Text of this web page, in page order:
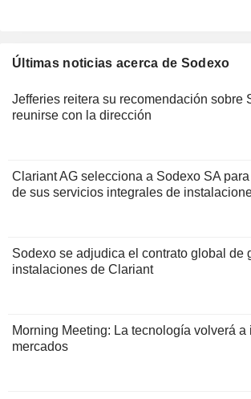
Últimas noticias acerca de Sodexo
Jefferies reitera su recomendación sobre
reunirse con la dirección
Clariant AG selecciona a Sodexo SA
de sus servicios integrales de
Sodexo se adjudica el contrato global de
instalaciones de Clariant
Morning Meeting: La tecnología volverá a
mercados